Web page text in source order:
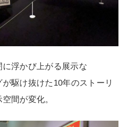
浮かび上がる展示な
駆け抜けた10年のストーリ
間が変化。